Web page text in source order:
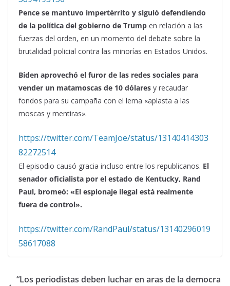
Pence se mantuvo impertérrito y siguió defendiendo
de la política del gobierno de Trump en relación a las
fuerzas del orden, en un momento del debate sobre la
brutalidad policial contra las minorías en Estados Unidos.
Biden aprovechó el furor de las redes sociales para
vender un matamoscas de 10 dólares y recaudar
fondos para su campaña con el lema «aplasta a las
moscas y mentiras».
https://twitter.com/TeamJoe/status/13140414303
82272514
El episodio causó gracia incluso entre los republicanos. El
senador oficialista por el estado de Kentucky, Rand
Paul, bromeó: «El espionaje ilegal está realmente
fuera de control».
https://twitter.com/RandPaul/status/13140296019
58617088
“Los periodistas deben luchar en aras de la democra